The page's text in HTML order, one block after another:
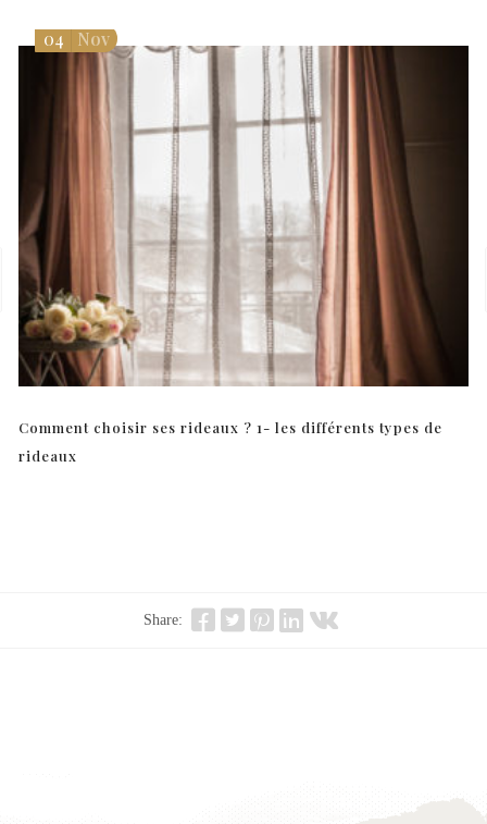
Comment choisir ses rideaux ? 1- les différents types de
rideaux
04 Nov
Share: